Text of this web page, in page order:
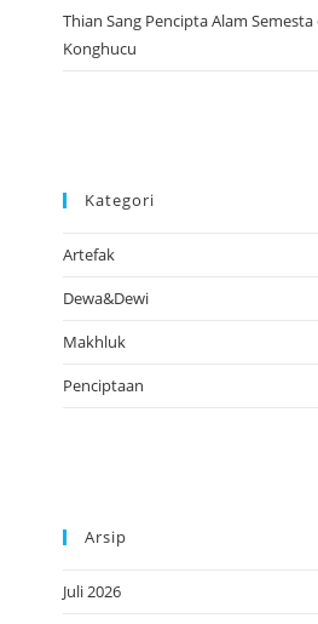
Thian Sang Pencipta Alam
Konghucu
Kategori
Artefak
Dewa&Dewi
Makhluk
Penciptaan
Arsip
Juli 2026